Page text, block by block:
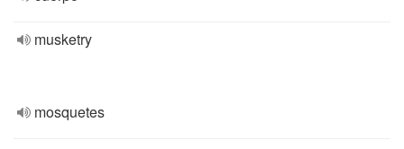
musketry
mosquetes